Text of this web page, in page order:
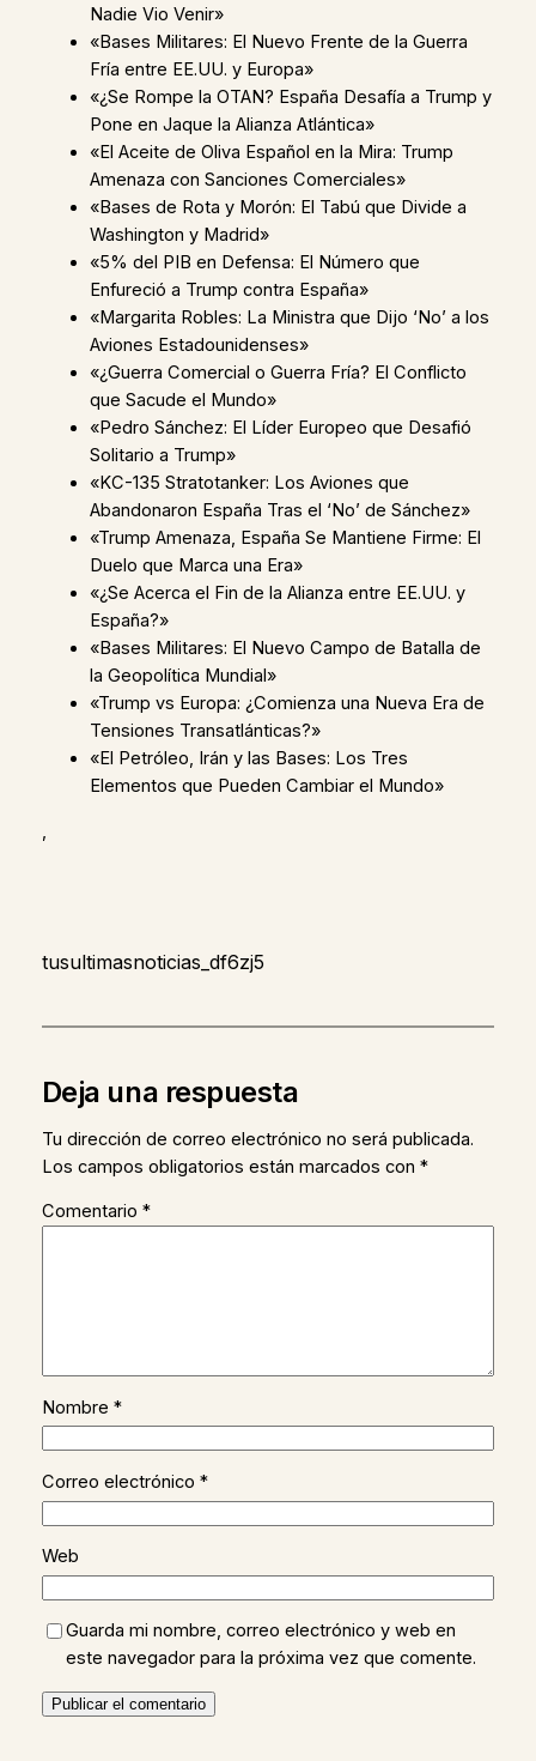
Nadie Vio Venir»
«Bases Militares: El Nuevo Frente de la Guerra
Fría entre EE.UU. y Europa»
«¿Se Rompe la OTAN? España Desafía a Trump y
Pone en Jaque la Alianza Atlántica»
«El Aceite de Oliva Español en la Mira: Trump
Amenaza con Sanciones Comerciales»
«Bases de Rota y Morón: El Tabú que Divide a
Washington y Madrid»
«5% del PIB en Defensa: El Número que
Enfureció a Trump contra España»
«Margarita Robles: La Ministra que Dijo ‘No’ a los
Aviones Estadounidenses»
«¿Guerra Comercial o Guerra Fría? El Conflicto
que Sacude el Mundo»
«Pedro Sánchez: El Líder Europeo que Desafió
Solitario a Trump»
«KC-135 Stratotanker: Los Aviones que
Abandonaron España Tras el ‘No’ de Sánchez»
«Trump Amenaza, España Se Mantiene Firme: El
Duelo que Marca una Era»
«¿Se Acerca el Fin de la Alianza entre EE.UU. y
España?»
«Bases Militares: El Nuevo Campo de Batalla de
la Geopolítica Mundial»
«Trump vs Europa: ¿Comienza una Nueva Era de
Tensiones Transatlánticas?»
«El Petróleo, Irán y las Bases: Los Tres
Elementos que Pueden Cambiar el Mundo»
,
tusultimasnoticias_df6zj5
Deja una respuesta
Tu dirección de correo electrónico no será publicada.
Los campos obligatorios están marcados con *
Comentario *
Nombre *
Correo electrónico *
Web
Guarda mi nombre, correo electrónico y web en
este navegador para la próxima vez que comente.